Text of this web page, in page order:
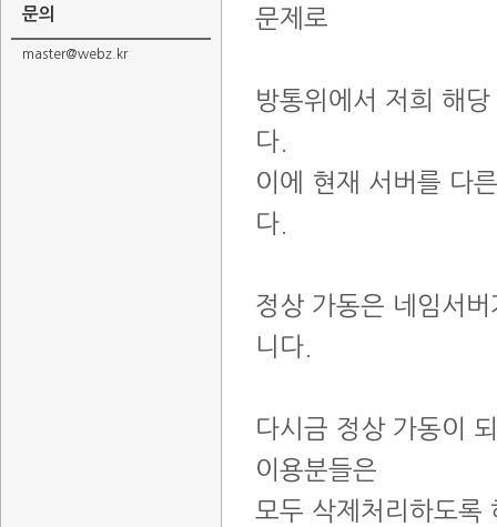
문의
master@webz.kr
문제로
방통위에서 저희 해
다.
이에 현재 서버를 다
다.
정상 가동은 네임서
니다.
다시금 정상 가동이
이용분들은
모두 삭제처리하도록